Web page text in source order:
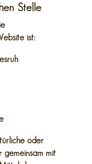
Stelle
ist:
oder
gemeinsam mit